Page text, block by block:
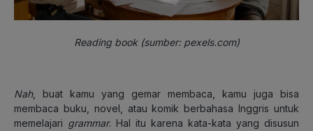
Reading book (sumber: pexels.com)
Nah, buat kamu yang gemar membaca, kamu juga bisa
membaca buku, novel, atau komik berbahasa Inggris untuk
memelajari grammar. Hal itu karena kata-kata yang disusun